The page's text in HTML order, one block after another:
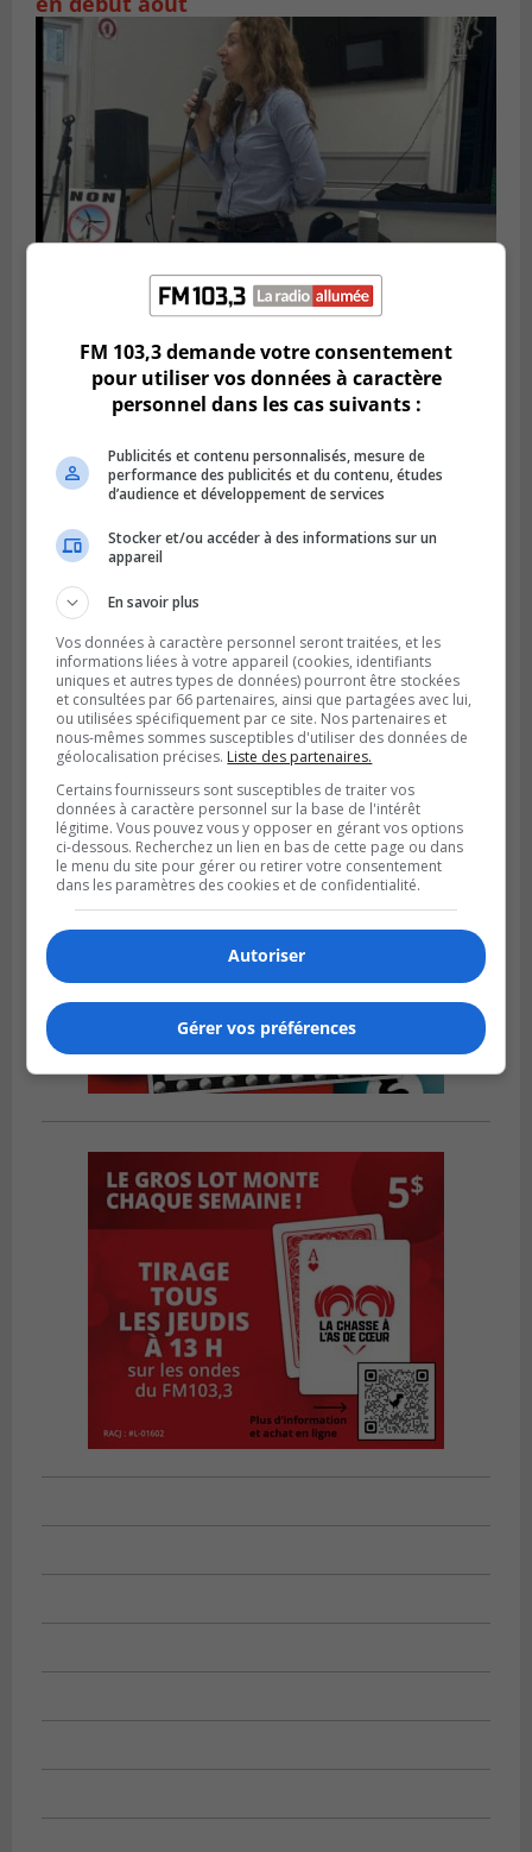
Publié le 6 juillet 2026 à 11h18
Climat Québec dévoile deux candidats
pour l’Agglomération
Publié le 6 juillet 2026 à 09h33
Longueuil conclue un contrat pour
valoriser des cendres d’incinération
FM 103,3 demande votre consentement
pour utiliser vos données à caractère
personnel dans les cas suivants :
Publicités et contenu personnalisés, mesure de
performance des publicités et du contenu, études
d’audience et développement de services
Stocker et/ou accéder à des informations sur un
appareil
En savoir plus
Vos données à caractère personnel seront traitées, et les
informations liées à votre appareil (cookies, identifiants
uniques et autres types de données) pourront être stockées
et consultées par 66 partenaires, ainsi que partagées avec lui,
ou utilisées spécifiquement par ce site. Nos partenaires et
nous-mêmes sommes susceptibles d'utiliser des données de
géolocalisation précises. Liste des partenaires.
Certains fournisseurs sont susceptibles de traiter vos
données à caractère personnel sur la base de l'intérêt
légitime. Vous pouvez vous y opposer en gérant vos options
ci-dessous. Recherchez un lien en bas de cette page ou dans
le menu du site pour gérer ou retirer votre consentement
dans les paramètres des cookies et de confidentialité.
Autoriser
Gérer vos préférences